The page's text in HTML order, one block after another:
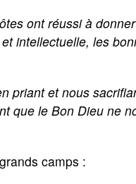
ont réussi à
intellectuelle, les
priant et nous
que le Bon Dieu ne
camps :